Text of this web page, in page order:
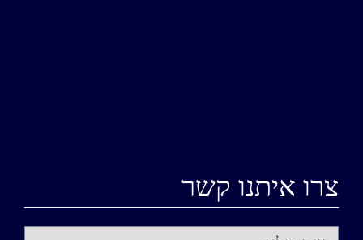
צרו איתנו קשר